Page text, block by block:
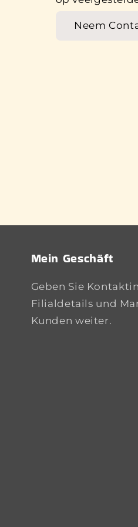
Neem
Mein Geschäft
Geben Sie
Filialdetails und
Kunden weiter.